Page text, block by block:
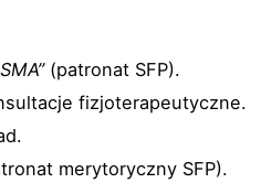
(patronat SFP).
fizjoterapeutyczne.
merytoryczny SFP).